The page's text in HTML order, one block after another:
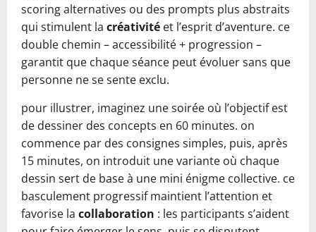
scoring alternatives ou des prompts plus abstraits
qui stimulent la créativité et l’esprit d’aventure. ce
double chemin – accessibilité + progression –
garantit que chaque séance peut évoluer sans que
personne ne se sente exclu.
pour illustrer, imaginez une soirée où l’objectif est
de dessiner des concepts en 60 minutes. on
commence par des consignes simples, puis, après
15 minutes, on introduit une variante où chaque
dessin sert de base à une mini énigme collective. ce
basculement progressif maintient l’attention et
favorise la collaboration : les participants s’aident